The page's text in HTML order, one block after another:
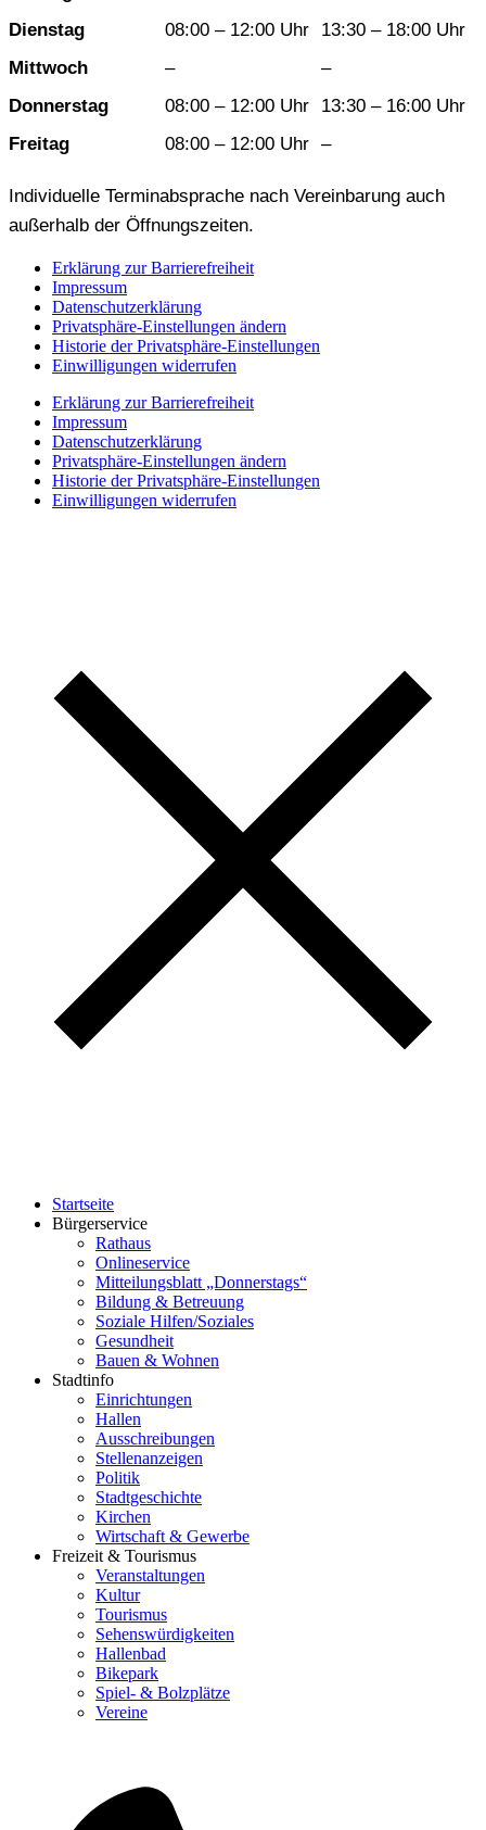
Dienstag
08:00 – 12:00 Uhr
13:30 – 18:00 Uhr
Mittwoch
–
–
Donnerstag
08:00 – 12:00 Uhr
13:30 – 16:00 Uhr
Freitag
08:00 – 12:00 Uhr –
Individuelle Terminabsprache nach Vereinbarung auch
außerhalb der Öffnungszeiten.
Erklärung zur Barrierefreiheit
Impressum
Datenschutzerklärung
Privatsphäre-Einstellungen ändern
Historie der Privatsphäre-Einstellungen
Einwilligungen widerrufen
Erklärung zur Barrierefreiheit
Impressum
Datenschutzerklärung
Privatsphäre-Einstellungen ändern
Historie der Privatsphäre-Einstellungen
Einwilligungen widerrufen
Startseite
Bürgerservice
Rathaus
Onlineservice
Mitteilungsblatt „Donnerstags“
Bildung & Betreuung
Soziale Hilfen/Soziales
Gesundheit
Bauen & Wohnen
Stadtinfo
Einrichtungen
Hallen
Ausschreibungen
Stellenanzeigen
Politik
Stadtgeschichte
Kirchen
Wirtschaft & Gewerbe
Freizeit & Tourismus
Veranstaltungen
Kultur
Tourismus
Sehenswürdigkeiten
Hallenbad
Bikepark
Spiel- & Bolzplätze
Vereine